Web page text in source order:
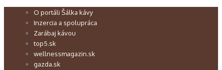
Preskočiť O portáli Šálka kávy
Inzercia a spolupráca
Zarábaj kávou
top5.sk
wellnessmagazin.sk
gazda.sk